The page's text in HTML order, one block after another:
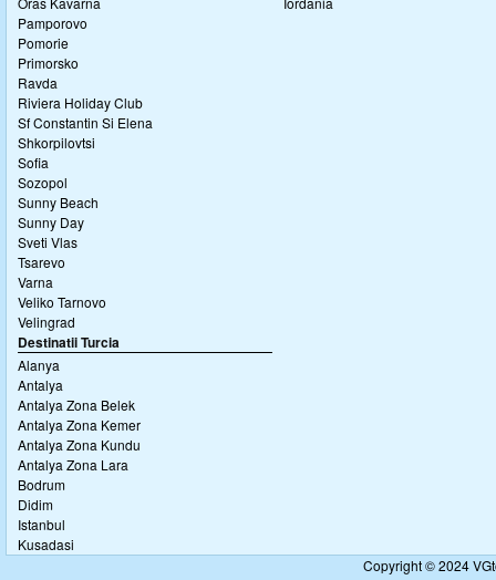
Pamporovo
Pomorie
Primorsko
Ravda
Riviera Holiday Club
Sf Constantin Si Elena
Shkorpilovtsi
Sofia
Sozopol
Sunny Beach
Sunny Day
Sveti Vlas
Tsarevo
Varna
Veliko Tarnovo
Velingrad
Destinatii Turcia
Alanya
Antalya
Antalya Zona Belek
Antalya Zona Kemer
Antalya Zona Kundu
Antalya Zona Lara
Bodrum
Didim
Istanbul
Kusadasi
Copyright © 2024